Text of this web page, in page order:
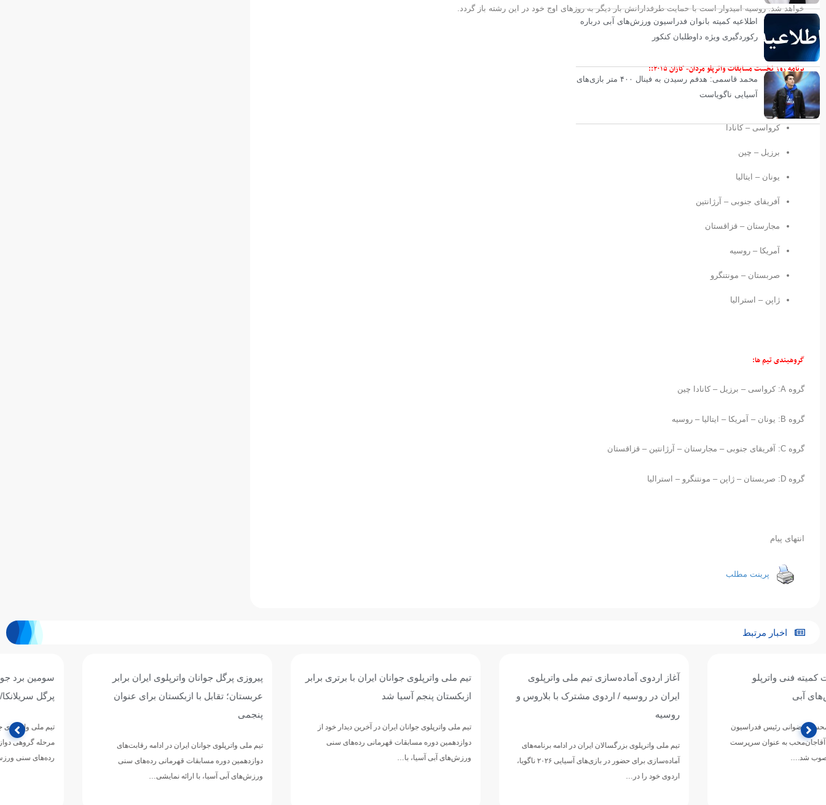
خواهد شد. روسیه امیدوار است با حمایت طرفدارانش بار دیگر به روزهای اوج خود در این رشته باز گردد.
برنامه روز نخست مسابقات واترپلو مردان- کازان ۲۰۱۵::
کرواسی – کانادا
برزیل – چین
یونان – ایتالیا
آفریقای جنوبی – آرژانتین
مجارستان – قزاقستان
آمریکا – روسیه
صربستان – مونتنگرو
ژاپن – استرالیا
گروهبندی تیم ها:
گروه A: کرواسی – برزیل – کانادا چین
گروه B: یونان – آمریکا – ایتالیا – روسیه
گروه C: آفریقای جنوبی – مجارستان – آرژانتین – قزاقستان
گروه D: صربستان – ژاپن – مونتنگرو – استرالیا
انتهای پیام
پرینت مطلب
اطلاعیه کمیته بانوان فدراسیون ورزش‌های آبی درباره
رکوردگیری ویژه داوطلبان کنکور
محمد قاسمی: هدفم رسیدن به فینال ۴۰۰ متر بازی‌های
آسیایی ناگویاست
اخبار مرتبط
آغاز اردوی آماده‌سازی تیم ملی واترپلوی
ایران در روسیه / اردوی مشترک با بلاروس و
تیم ملی واترپلوی بزرگسالان ایران در ادامه برنامه‌های
آماده‌سازی برای حضور در بازی‌های آسیایی ۲۰۲۶ ناگویا،
تیم ملی واترپلوی جوانان ایران با برتری برابر
ازبکستان پنجم آسیا شد
تیم ملی واترپلوی جوانان ایران در آخرین دیدار خود از
دوازدهمین دوره مسابقات قهرمانی رده‌های سنی
ورزش‌های آبی آسیا، با…
پیروزی پرگل جوانان واترپلوی ایران برابر
عربستان؛ تقابل با ازبکستان برای عنوان
تیم ملی واترپلوی جوانان ایران در ادامه رقابت‌های
دوازدهمین دوره مسابقات قهرمانی رده‌های سنی
سومین برد جوانان واترپلوی ایران با شکست
پرگل سریلانکا/ نوبت به قزاقستان رسید
تیم ملی واترپلوی جوانان ایران در چهارمین دیدار خود از
مرحله گروهی دوازدهمین دوره مسابقات قهرمانی
رده‌های سنی ورزش‌های آبی…